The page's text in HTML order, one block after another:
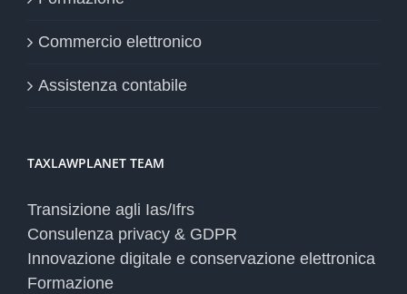
Commercio elettronico
Assistenza contabile
TAXLAWPLANET TEAM
Transizione agli Ias/Ifrs
Consulenza privacy & GDPR
Innovazione digitale e conservazione elettronica
Formazione